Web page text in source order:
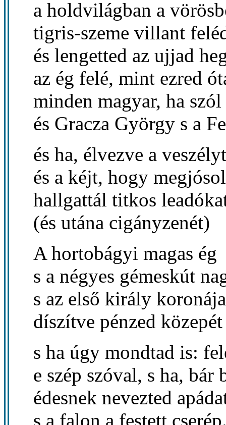
a holdvilágban a
tigris-szeme villant
és lengetted az ujjad
az ég felé, mint ezred
minden magyar, ha szól
és Gracza György s a
és ha, élvezve a veszélyt
és a kéjt, hogy
hallgattál titkos
(és utána cigányzenét)
A hortobágyi magas ég
s a négyes gémeskút
s az első király koronája
díszítve pénzed közepét
s ha úgy mondtad is:
e szép szóval, s ha, bár
édesnek nevezted
s a falon a festett